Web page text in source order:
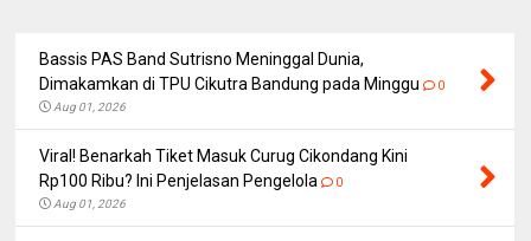
Bassis PAS Band Sutrisno Meninggal Dunia,
Dimakamkan di TPU Cikutra Bandung pada Minggu
0
Aug 01, 2026
Viral! Benarkah Tiket Masuk Curug Cikondang Kini
Rp100 Ribu? Ini Penjelasan Pengelola
0
Aug 01, 2026